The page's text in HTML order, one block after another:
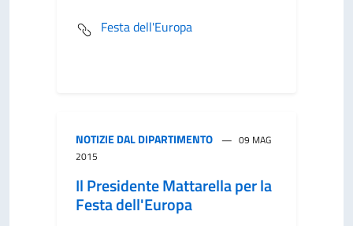
Festa dell'Europa
NOTIZIE DAL DIPARTIMENTO
09 MAG
2015
Il Presidente Mattarella per la
Festa dell'Europa